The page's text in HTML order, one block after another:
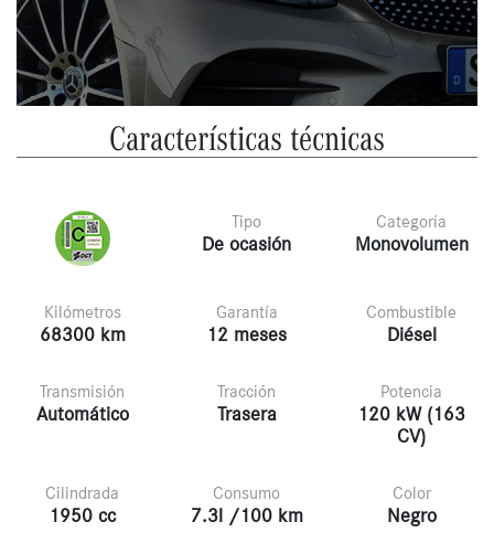
Características técnicas
Tipo
De ocasión
Categoría
Monovolumen
Kilómetros
68300 km
Garantía
12 meses
Combustible
Diésel
Transmisión
Automático
Tracción
Trasera
Potencia
120 kW (163
CV)
Cilindrada
1950 cc
Consumo
7.3l /100 km
Color
Negro